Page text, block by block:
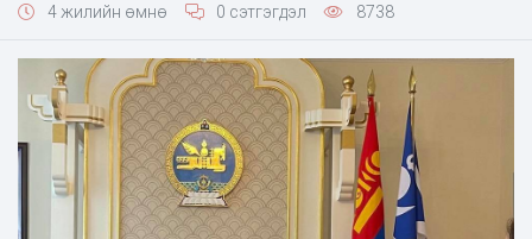
ХАЙРХАН-ы тахилагат ёслолд дарга нарыг үй олноор нь
4 жилийн өмнө 0 сэтгэгдэл 8738